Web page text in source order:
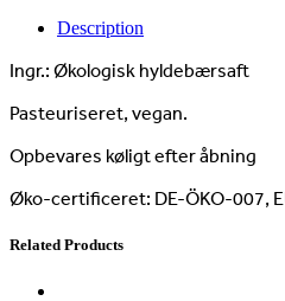
Description
Ingr.: Økologisk hyldebærsaft
Pasteuriseret, vegan.
Opbevares køligt efter åbning
Øko-certificeret: DE-ÖKO-007,
Related Products